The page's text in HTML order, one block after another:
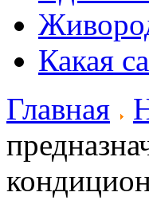
Какая
Главная